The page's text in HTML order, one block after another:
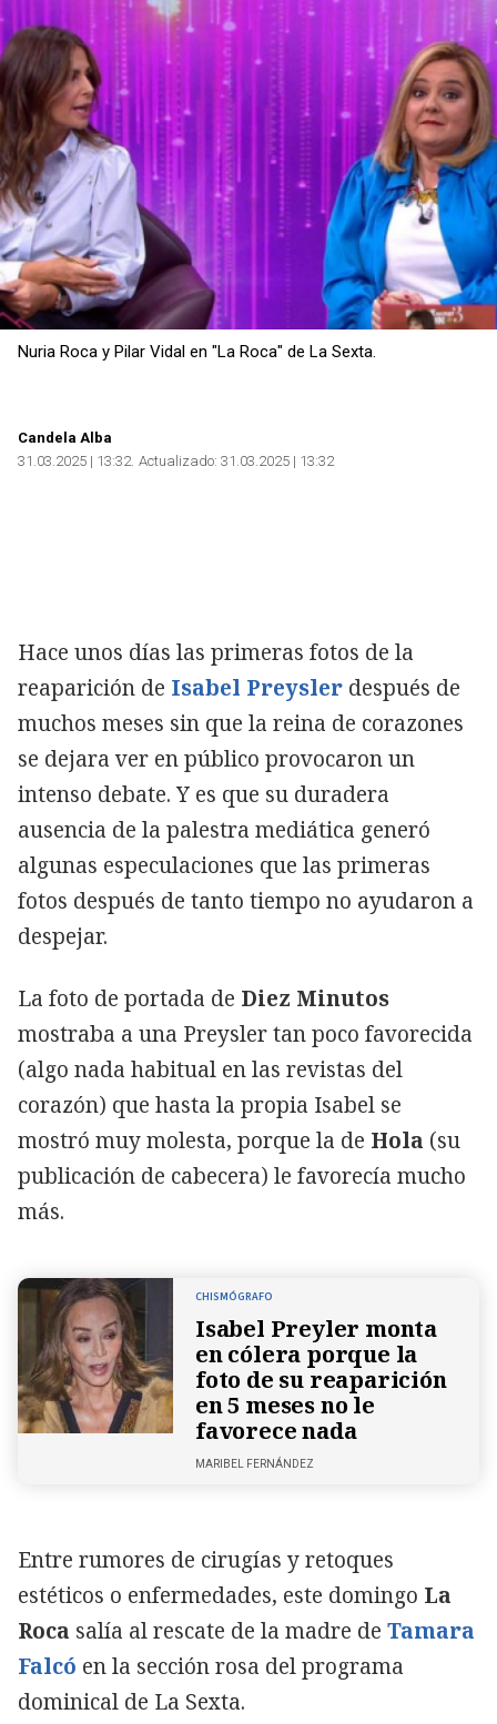
Copiar
Nuria Roca y Pilar Vidal en "La Roca" de La Sexta.
Candela Alba
31.03.2025 | 13:32 Actualizado: 31.03.2025 | 13:32
Hace unos días las primeras fotos de la
reaparición de Isabel Preysler después de
muchos meses sin que la reina de corazones
se dejara ver en público provocaron un
intenso debate. Y es que su duradera
ausencia de la palestra mediática generó
algunas especulaciones que las primeras
fotos después de tanto tiempo no ayudaron a
despejar.
La foto de portada de Diez Minutos
mostraba a una Preysler tan poco favorecida
(algo nada habitual en las revistas del
corazón) que hasta la propia Isabel se
mostró muy molesta, porque la de Hola (su
publicación de cabecera) le favorecía mucho
más.
CHISMÓGRAFO
Isabel Preyler monta
en cólera porque la
foto de su reaparición
en 5 meses no le
favorece nada
MARIBEL FERNÁNDEZ
Entre rumores de cirugías y retoques
estéticos o enfermedades, este domingo La
Roca salía al rescate de la madre de Tamara
Falcó en la sección rosa del programa
dominical de La Sexta.